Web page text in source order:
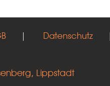
| Datenschutz
Lippstadt